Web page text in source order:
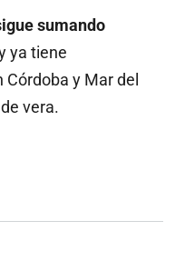
sumando
ya tiene
y Mar del
vera.